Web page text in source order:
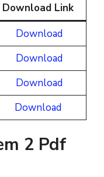
Download Link
Download
Download
Download
Download
2 Pdf